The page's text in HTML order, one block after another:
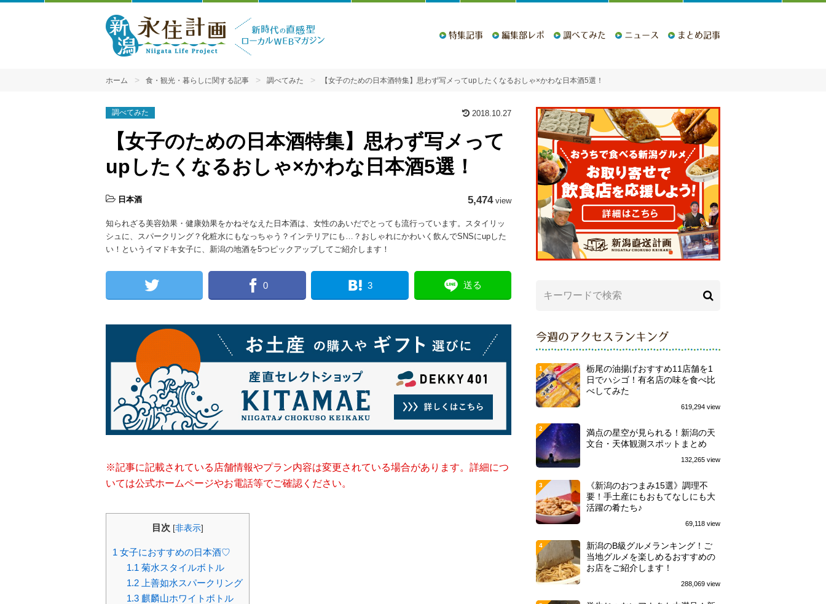
特集記事 編集部レポ 調べてみた ニュース まとめ記事
ホーム 食・観光・暮らしに関する記事 調べてみた 【女子のための日本酒特集】思わず写メってupしたくなるおしゃ×かわな日本酒5選！
調べてみた 2018.10.27
【女子のための日本酒特集】思わず写メって
upしたくなるおしゃ×かわな日本酒5選！
日本酒 5,474view
知られざる美容効果・健康効果をかねそなえた日本酒は、女性のあいだでとっても流行っています。スタイリッ
シュに、スパークリング？化粧水にもなっちゃう？インテリアにも…？おしゃれにかわいく飲んでSNSにupした
い！というイマドキ女子に、新潟の地酒を5つピックアップしてご紹介します！
0 3 送る
※記事に記載されている店舗情報やプラン内容は変更されている場合があります。詳細につ
いては公式ホームページやお電話等でご確認ください。
目次 [非表示]
1 女子におすすめの日本酒♡
1.1 菊水スタイルボトル
1.2上善如水スパークリング
1.3麒麟山ホワイトボトル
今週のアクセスランキング
栃尾の油揚げおすすめ11店舗を1
日でハシゴ！有名店の味を食べ比
べしてみた
619,294 view
満点の星空が見られる！新潟の天
文台・天体観測スポットまとめ
132,265 view
《新潟のおつまみ15選》調理不
要！手土産にもおもてなしにも大
活躍の肴たち♪
69,118 view
新潟のB級グルメランキング！ご
当地グルメを楽しめるおすすめの
お店をご紹介します！
288,069 view